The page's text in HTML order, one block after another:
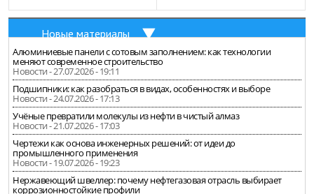
Новые материалы
Алюминиевые панели с сотовым заполнением: как технологии
меняют современное строительство
Новости - 27.07.2026 - 19:11
Подшипники: как разобраться в видах, особенностях и выборе
Новости - 24.07.2026 - 17:13
Учёные превратили молекулы из нефти в чистый алмаз
Новости - 21.07.2026 - 17:03
Чертежи как основа инженерных решений: от идеи до
промышленного применения
Новости - 19.07.2026 - 19:23
Нержавеющий швеллер: почему нефтегазовая отрасль выбирает
коррозионностойкие профили